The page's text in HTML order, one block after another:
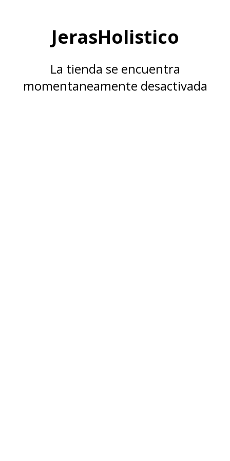
JerasHolistico
La tienda se encuentra
momentaneamente desactivada